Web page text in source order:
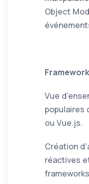
Object
Vue
populaires
ou Vue.js.
Création
réactives